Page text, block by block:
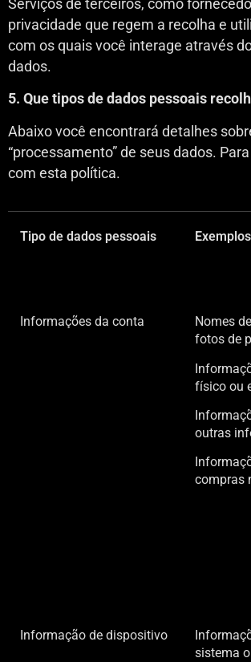
Serviços de terceiros, como
privacidade que regem a recolha e
com os quais você interage através
dados.
5. Que tipos de dados pessoais
Abaixo você encontrará detalhes
“processamento” de seus dados.
com esta política.
Tipo de dados pessoais Exemplos
Informações da conta
Nomes
fotos de
físico ou
outras
compras
Informação de dispositivo
sistema